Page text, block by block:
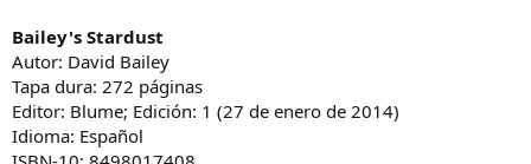
Bailey's Stardust
Autor: David Bailey
Tapa dura: 272 páginas
Editor: Blume; Edición: 1 (27 de enero de 2014)
Idioma: Español